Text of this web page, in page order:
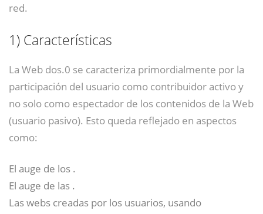
red.
1) Características
La Web dos.0 se caracteriza primordialmente por la
participación del usuario como contribuidor activo y
no solo como espectador de los contenidos de la Web
(usuario pasivo). Esto queda reflejado en aspectos
como:
El auge de los .
El auge de las .
Las webs creadas por los usuarios, usando